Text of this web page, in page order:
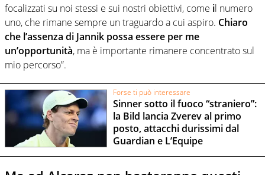
focalizzati su noi stessi e sui nostri obiettivi, come il numero
uno, che rimane sempre un traguardo a cui aspiro. Chiaro
che l’assenza di Jannik possa essere per me
un’opportunità, ma è importante rimanere concentrato sul
mio percorso”.
Forse ti può interessare
Sinner sotto il fuoco “straniero”:
la Bild lancia Zverev al primo
posto, attacchi durissimi dal
Guardian e L’Equipe